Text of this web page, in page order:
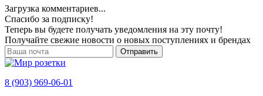
Загрузка комментариев...
Спасибо за подписку!
Теперь вы будете получать уведомления на эту почту!
Получайте свежие новости о новых поступлениях и брендах
Отправить
8 (903) 969-06-01